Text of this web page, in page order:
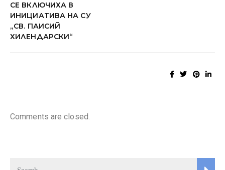
СЕ ВКЛЮЧИХА В
ИНИЦИАТИВА НА СУ
„СВ. ПАИСИЙ
ХИЛЕНДАРСКИ“
Comments are closed.